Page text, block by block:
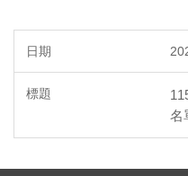
四技二專各入學管道學習準
入學大學同等學力認定標準
四技繁星入學專區(日間部)
名